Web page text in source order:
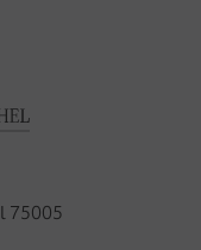
75005